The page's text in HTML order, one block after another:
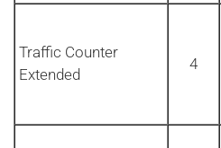
Traffic Counter
Extended
4